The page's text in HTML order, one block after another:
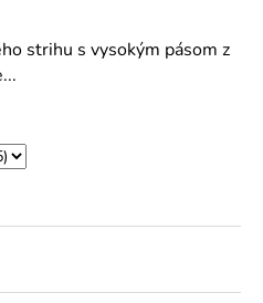
strihu s vysokým pásom z